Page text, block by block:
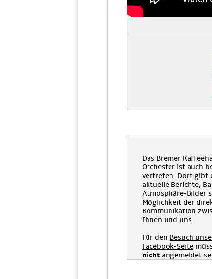
Das Bremer
Orchester ist auch
vertreten. Dort gibt
aktuelle Berichte,
Atmosphäre-Bilder
Möglichkeit der
Kommunikation
Ihnen und uns.
Für den Besuch
Facebook-Seite
nicht angemeldet